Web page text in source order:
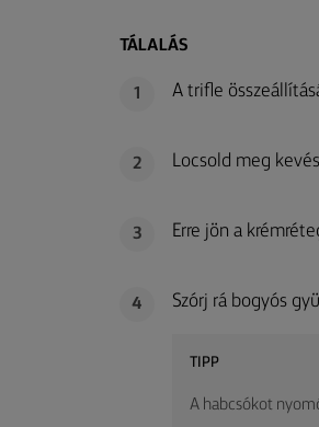
TÁLALÁS
1 A trifle
2 Locsold meg
3 Erre jön a
4 Szórj rá bogyós
TIPP
A habcsókot